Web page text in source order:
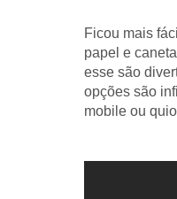
Ficou mais
papel e
esse são
opções são
mobile ou